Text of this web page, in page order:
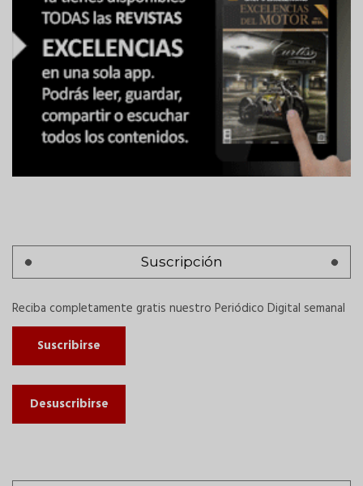
Suscripción
Reciba completamente gratis nuestro Periódico Digital semanal
Suscribirse
Desuscribirse